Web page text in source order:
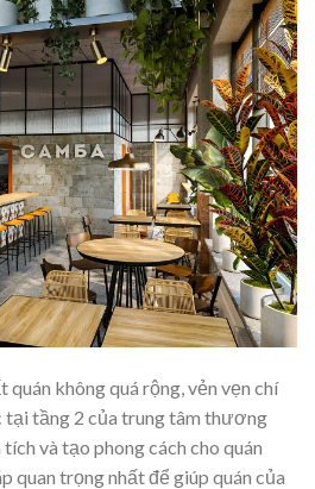
không quá rộng, vẻn vẹn chí
tại tầng 2 của trung tâm thương
và tạo phong cách cho quán
quan trọng nhất để giúp quán của